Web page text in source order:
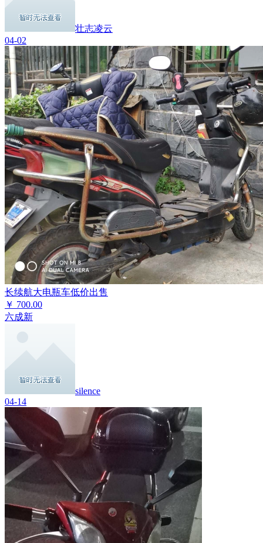
壮志凌云
04-02
长续航大电瓶车低价出售
￥ 700.00
六成新
silence
04-14